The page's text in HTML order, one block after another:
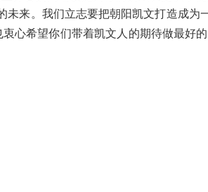
未来。我们立志要把朝阳凯文打造成为
心希望你们带着凯文人的期待做最好